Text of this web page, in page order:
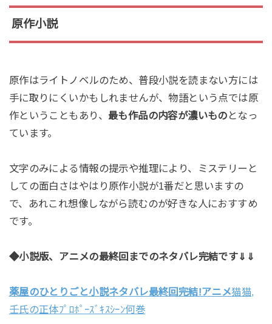
原作小説
原作はライトノベルのため、普段小説を読まない方には
手に取りにくいかもしれませんが、物語という点では原
作ということもあり、 最も作品の内容が濃いもの となっ
ています。
文字のみによる情報の提示や推理により、ミステリーと
しての面白さはやはり原作小説が1番だと思いますの
で、あれこれ想像しながら読むのが好きな人におすすめ
です。
◆小説版、アニメの最終回までのネタバレ完結です⇓⇓
薬屋のひとりごと小説ネタバレ最終回完結!アニメ猫猫,
壬氏の正体ﾌﾟﾛﾎﾟｰｽﾞｷｽｼｰﾝ何巻